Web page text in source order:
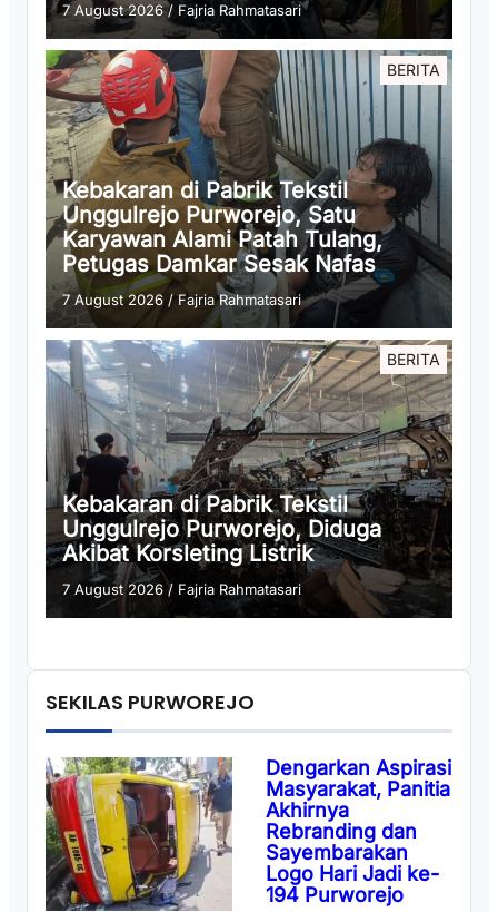
7 August 2026/ Fajria Rahmatasari
BERITA
Kebakaran di Pabrik Tekstil
Unggulrejo Purworejo, Satu
Karyawan Alami Patah Tulang,
Petugas Damkar Sesak Nafas
7 August 2026 /Fajria Rahmatasari
BERITA
Kebakaran di Pabrik Tekstil
Unggulrejo Purworejo, Diduga
Akibat Korsleting Listrik
7 August 2026/ Fajria Rahmatasari
SEKILAS PURWOREJO
Dengarkan Aspirasi
Masyarakat, Panitia
Akhirnya
Rebranding dan
Sayembarakan
Logo Hari Jadi ke-
194 Purworejo